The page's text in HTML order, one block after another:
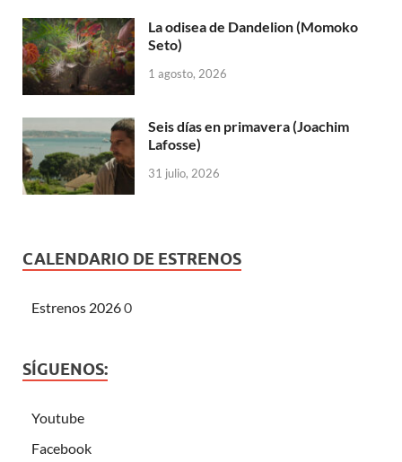
La odisea de Dandelion (Momoko
Seto)
1 agosto, 2026
Seis días en primavera (Joachim
Lafosse)
31 julio, 2026
CALENDARIO DE ESTRENOS
Estrenos 20260
SÍGUENOS:
Youtube
Facebook